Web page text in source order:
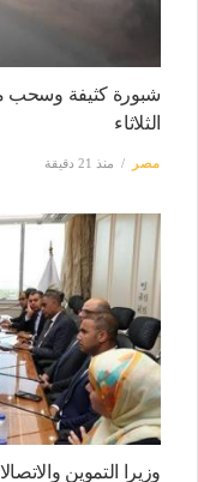
شبورة كثيفة وسحب
الثلاثاء
مصر منذ 21 دقيقة
وزيرا التموين